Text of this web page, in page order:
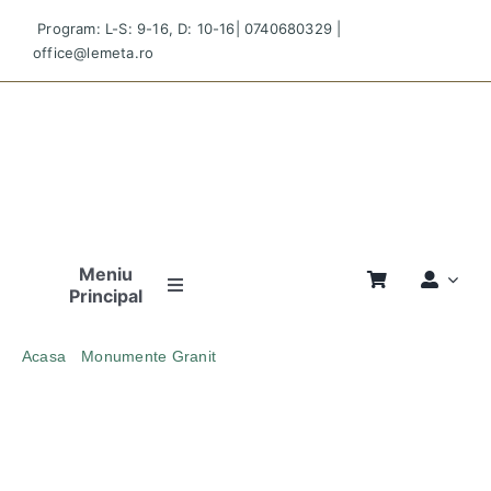
content
Program: L-S: 9-16, D: 10-16|0740680329
office@lemeta.ro
Meniu
Principal
Acasa
Monumente Granit